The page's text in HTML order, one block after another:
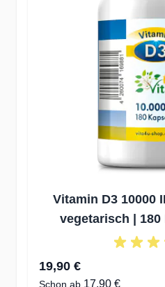
Vitamin D3 10000
vegetarisch | 180
19,90 €
Schon ab 17,90 €